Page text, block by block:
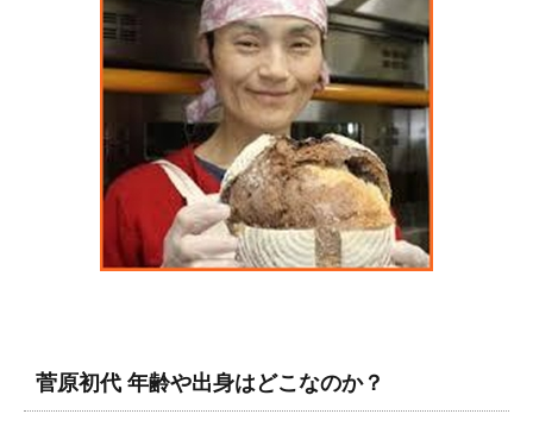
菅原初代 年齢や出身はどこなのか？